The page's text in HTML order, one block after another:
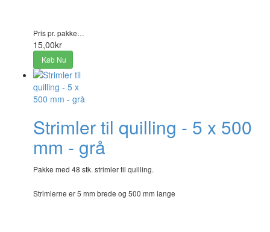
Pris pr. pakke…
15,00kr
Køb Nu
Strimler til quilling - 5 x 500
mm - grå
Pakke med 48 stk. strimler til quilling.
Strimlerne er 5 mm brede og 500 mm lange